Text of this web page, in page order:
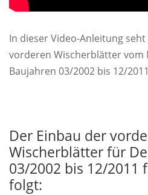
In dieser Video-Anleitung
vorderen Wischerblätter vom
Baujahren 03/2002 bis 12/
Der Einbau der
Wischerblätter für
03/2002 bis 12/
folgt: